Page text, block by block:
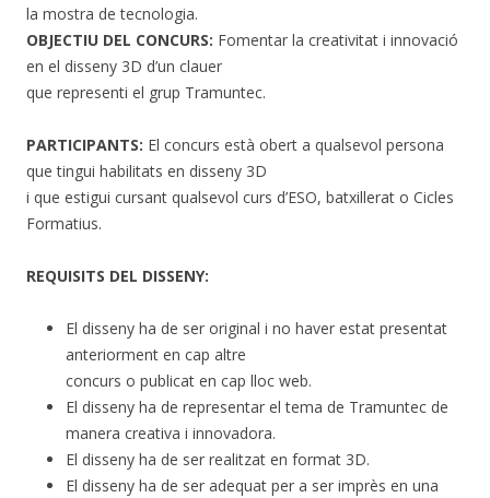
la mostra de tecnologia.
OBJECTIU DEL CONCURS: Fomentar la creativitat i innovació
en el disseny 3D d’un clauer
que representi el grup Tramuntec.
PARTICIPANTS: El concurs està obert a qualsevol persona
que tingui habilitats en disseny 3D
i que estigui cursant qualsevol curs d’ESO, batxillerat o Cicles
Formatius.
REQUISITS DEL DISSENY:
El disseny ha de ser original i no haver estat presentat
anteriorment en cap altre
concurs o publicat en cap lloc web.
El disseny ha de representar el tema de Tramuntec de
manera creativa i innovadora.
El disseny ha de ser realitzat en format 3D.
El disseny ha de ser adequat per a ser imprès en una